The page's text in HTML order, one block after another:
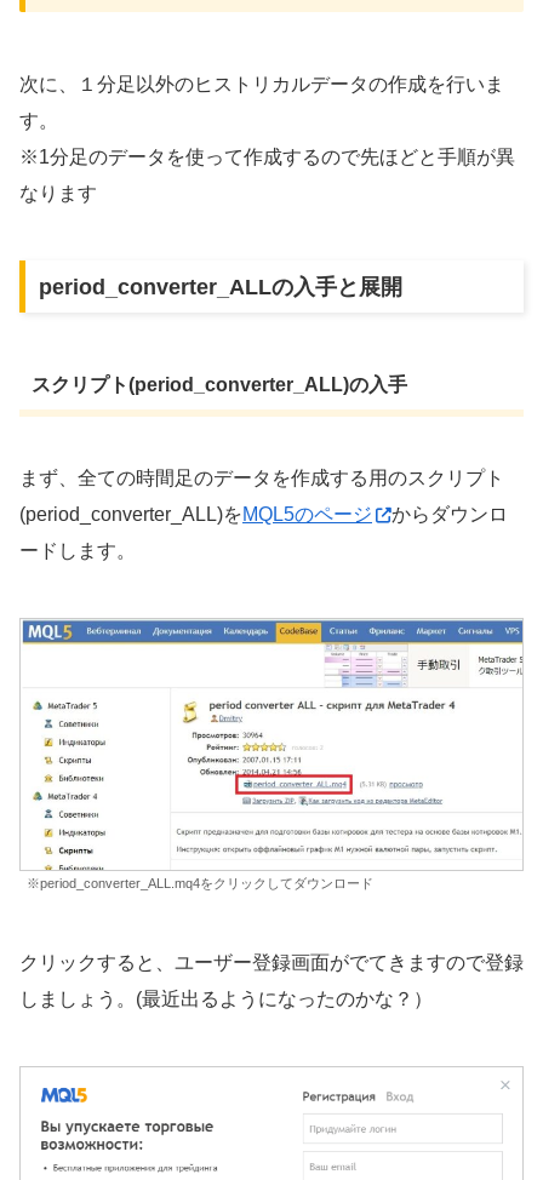
次に、１分足以外のヒストリカルデータの作成を行いま
す。
※1分足のデータを使って作成するので先ほどと手順が異
なります
period_converter_ALLの入手と展開
スクリプト(period_converter_ALL)の入手
まず、全ての時間足のデータを作成する用のスクリプト
(period_converter_ALL)をMQL5のページ
からダウンロ
ードします。
※period_converter_ALL.mq4をクリックしてダウンロード
クリックすると、ユーザー登録画面がでてきますので登録
しましょう。(最近出るようになったのかな？）